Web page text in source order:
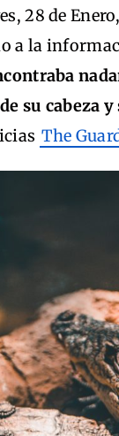
28 de
a la
su cabeza
The